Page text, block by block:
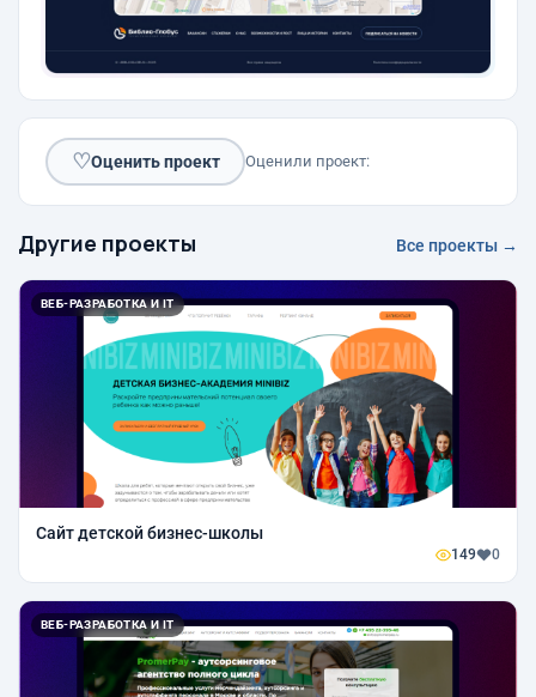
♡Оценить проект Оценили проект:
Другие проекты Все проекты →
ВЕБ-РАЗРАБОТКА И IT
Сайт детской бизнес-школы
149 0
ВЕБ-РАЗРАБОТКА И IT